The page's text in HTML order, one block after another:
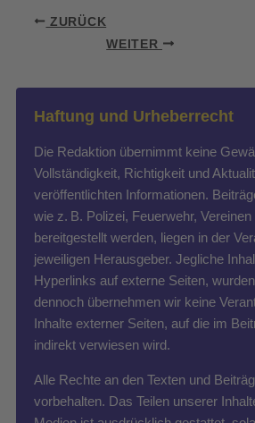
ZURÜCK
WEITER
Haftung und Urheberrecht
Die Redaktion übernimmt keine
Vollständigkeit, Richtigkeit und
veröffentlichten Informationen.
wie z. B. Polizei, Feuerwehr,
bereitgestellt werden, liegen in der
jeweiligen Herausgeber. Jegliche
Hyperlinks auf externe Seiten,
dennoch übernehmen wir keine
Inhalte externer Seiten, auf die im
indirekt verwiesen wird.
Alle Rechte an den Texten und
vorbehalten. Das Teilen unserer